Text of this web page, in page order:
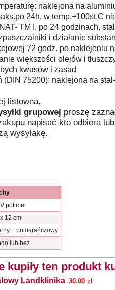
naklejona na
24h, w temp.+100st.C
TM I, po 24 godzinach,
i działanie
72 godz. po naklejeniu
większości olejów i
kwasów i zasad
(DIN 75200): naklejona na
listowna.
grupowej proszę
napisać kto odbiera
wysyłakę.
polimer
12 cm
+ pomarańczowy
lub bez
kupiły ten produkt
Landklinika 30.00 zł